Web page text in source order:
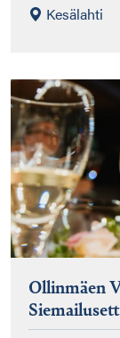
Kesälahti
Ollinmäen